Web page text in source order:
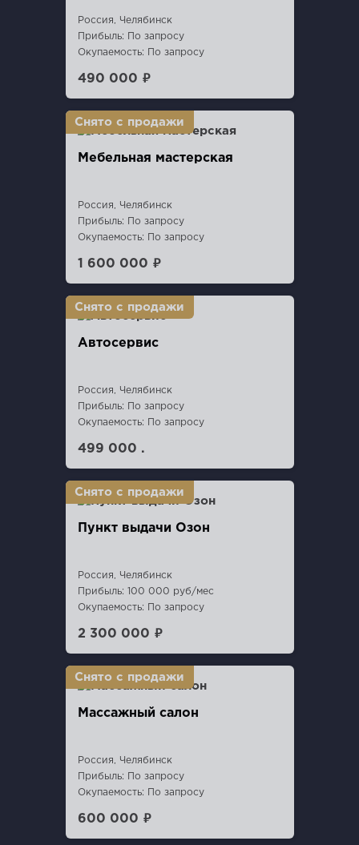
Россия, Челябинск
Прибыль: По запросу
Окупаемость: По запросу
490 000 ₽
Мебельная мастерская
Россия, Челябинск
Прибыль: По запросу
Окупаемость: По запросу
1 600 000 ₽
Автосервис
Россия, Челябинск
Прибыль: По запросу
Окупаемость: По запросу
499 000 .
Пункт выдачи Озон
Россия, Челябинск
Прибыль: 100 000 руб/мес
Окупаемость: По запросу
2 300 000 ₽
Массажный салон
Россия, Челябинск
Прибыль: По запросу
Окупаемость: По запросу
600 000 ₽